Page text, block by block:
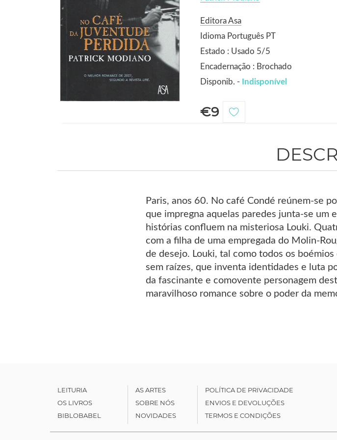
Editora Asa
Idioma Português PT
Estado : Usado 5/5
Encadernação : Brochado
Disponib. - Indisponível
€9
Paris, anos 60. No café Condé reúnem-se
que impregna aquelas paredes junta-se um
histórias confluem na misteriosa Louki.
com a filha de uma empregada do Molin-
de desejo. Louki, tal como todos os
sem raízes, que inventa identidades e luta
da fascinante e comovente personagem
maravilhoso romance sobre o poder da
LEITURIA
OS LIVROS
BIBLOBABEL
AS ARTES
SOBRE NÓS
NOVIDADES
POLÍTICA DE PRIVACIDADE
ENVIOS E DEVOLUÇÕES
TERMOS E CONDIÇÕES